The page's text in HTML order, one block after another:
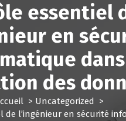
essentiel
en
des
> Uncategorized >
de l’ingénieur en sécurité